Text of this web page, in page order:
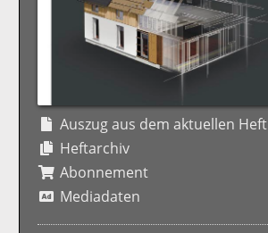
Auszug aus dem aktuellen Heft
Heftarchiv
Abonnement
Mediadaten